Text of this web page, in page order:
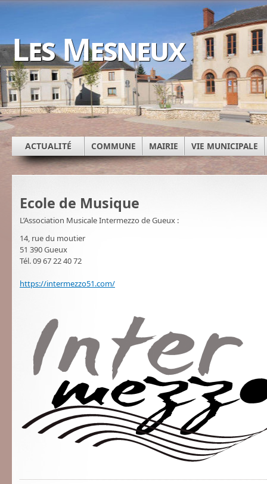
Les Mesneux
ACTUALITÉ COMMUNE MAIRIE VIE MUNICIPALE
Ecole de Musique
L’Association Musicale Intermezzo de Gueux :
14, rue du moutier
51 390 Gueux
Tél. 09 67 22 40 72
https://intermezzo51.com/